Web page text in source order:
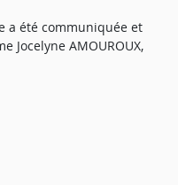
a été communiquée et
Jocelyne AMOUROUX,